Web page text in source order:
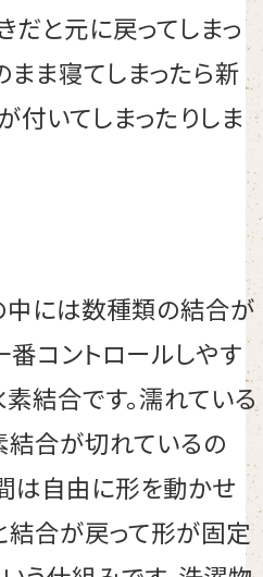
だと元に戻ってしまっ
まま寝てしまったら新
付いてしまったりしま
中には数種類の結合が
番コントロールしやす
結合です。濡れている
結合が切れているの
は自由に形を動かせ
結合が戻って形が固定